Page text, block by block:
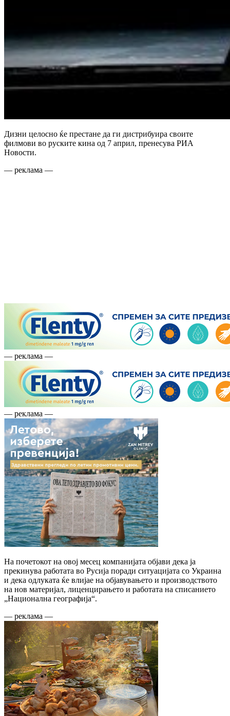
Дизни целосно ќе престане да ги дистрибуира своите
филмови во руските кина од 7 април, пренесува РИА
Новости.
— реклама —
— реклама —
— реклама —
На почетокот на овој месец компанијата објави дека ја
прекинува работата во Русија поради ситуацијата со Украина
и дека одлуката ќе влијае на објавувањето и производството
на нов материјал, лиценцирањето и работата на списанието
„Национална географија“.
— реклама —